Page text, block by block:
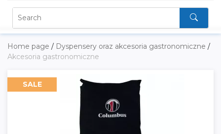
Home page / Dyspensery oraz akcesoria gastronomiczne /
Akcesoria gastronomiczne
SALE